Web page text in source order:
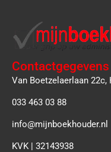
Contactgegevens
Van Boetzelaerlaan 22c,
033 463 03 88
info@mijnboekhouder.nl
KVK | 32143938